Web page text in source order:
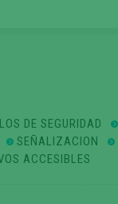
DE SEGURIDAD
SEÑALIZACION
ACCESIBLES